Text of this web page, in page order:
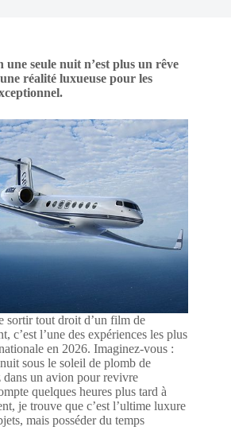
seule nuit n’est plus un rêve
réalité luxueuse pour les
sortir tout droit d’un film de
c’est l’une des expériences les plus
en 2026. Imaginez-vous :
sous le soleil de plomb de
dans un avion pour revivre
quelques heures plus tard à
je trouve que c’est l’ultime luxure
mais posséder du temps